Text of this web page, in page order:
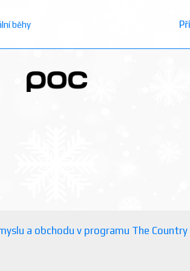
běhy
a obchodu v programu The